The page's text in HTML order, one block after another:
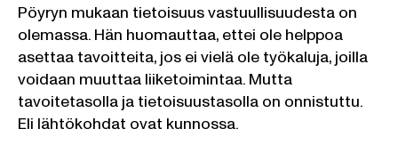
Pöyryn mukaan tietoisuus vastuullisuudesta on
olemassa. Hän huomauttaa, ettei ole helppoa
asettaa tavoitteita, jos ei vielä ole työkaluja, joilla
voidaan muuttaa liiketoimintaa. Mutta
tavoitetasolla ja tietoisuustasolla on onnistuttu.
Eli lähtökohdat ovat kunnossa.